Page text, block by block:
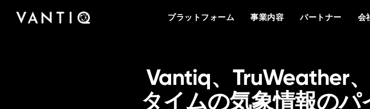
プラットフォーム 事業内容 パートナー 会
Vantiqは、リアルタイムのインテリジェントシ
プラットフォーム
エ
事業内容
パートナー もっと知る
Vantiqを支えるチームをご紹介いたします。私
Vantiq について
採用情報
Vantiqのポッドキャストをはじめとする導入事
例、プレスリリースまで、お役立ち資料をご覧
データシート
ニュースレター
Vantiq、TruWeather
タイムの気象情報のパ